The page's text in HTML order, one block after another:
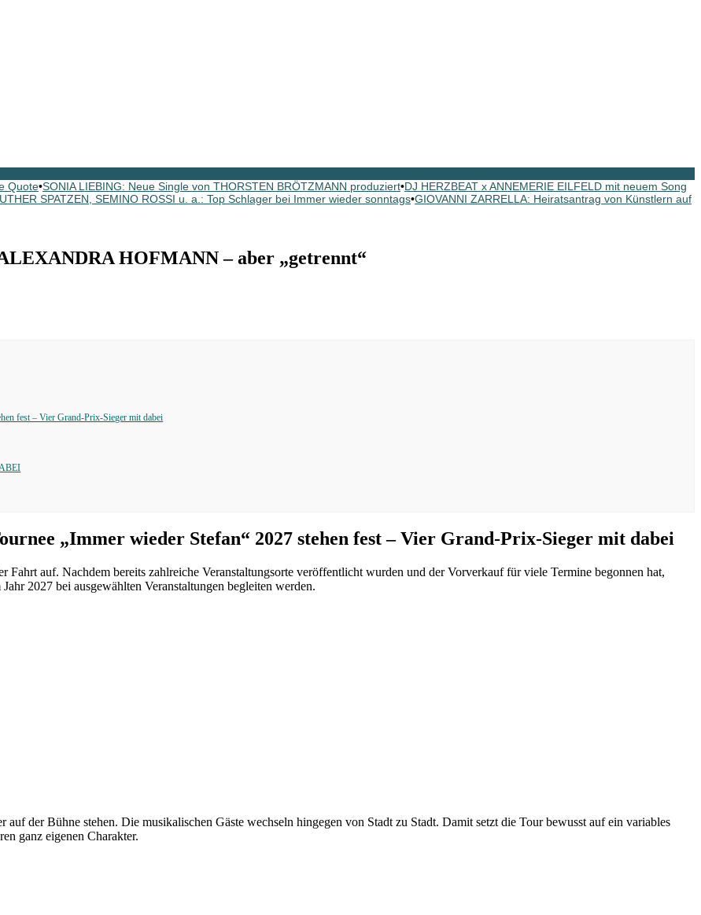
Quote•SONIA LIEBING: Neue Single von THORSTEN BRÖTZMANN produziert•DJ HERZBEAT x ANNEMERIE EILFELD mit neuem Song
SPATZEN, SEMINO ROSSI u. a.: Top Schlager bei Immer wieder sonntags•GIOVANNI ZARRELLA: Heiratsantrag von Künstlern auf
HOFMANN – aber „getrennt“
fest – Vier Grand-Prix-Sieger mit dabei
„Immer wieder Stefan“ 2027 stehen fest – Vier Grand-Prix-Sieger mit dabei
Fahrt auf. Nachdem bereits zahlreiche Veranstaltungsorte veröffentlicht wurden und der Vorverkauf für viele Termine begonnen hat,
2027 bei ausgewählten Veranstaltungen begleiten werden.
der Bühne stehen. Die musikalischen Gäste wechseln hingegen von Stadt zu Stadt. Damit setzt die Tour bewusst auf ein variables
ganz eigenen Charakter.